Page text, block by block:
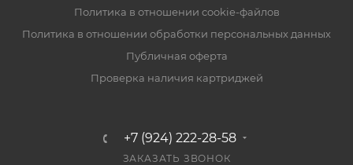
Политика в отношении cookie-файлов
Политика в отношении обработки персональных данных
Публичная оферта
Проверка наличия картриджей
+7 (924) 222-28-58
ЗАКАЗАТЬ ЗВОНОК